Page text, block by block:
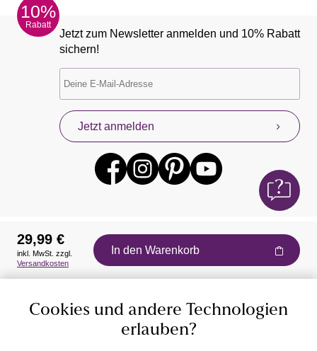
10%
Rabatt
Jetzt zum Newsletter anmelden und 10% Rabatt
sichern!
Jetzt anmelden
Auszeichnungen
29,99 €
inkl. MwSt. zzgl.
Versandkosten
In den Warenkorb
Cookies und andere Technologien
erlauben?